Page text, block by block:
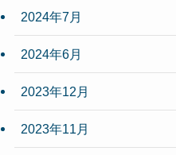
2024年7月
2024年6月
2023年12月
2023年11月